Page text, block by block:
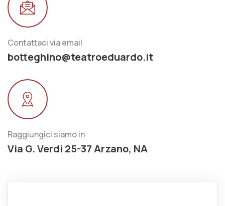
Contattaci via email
botteghino@teatroeduardo.it
Raggiungici siamo in
Via G. Verdi 25-37 Arzano, NA